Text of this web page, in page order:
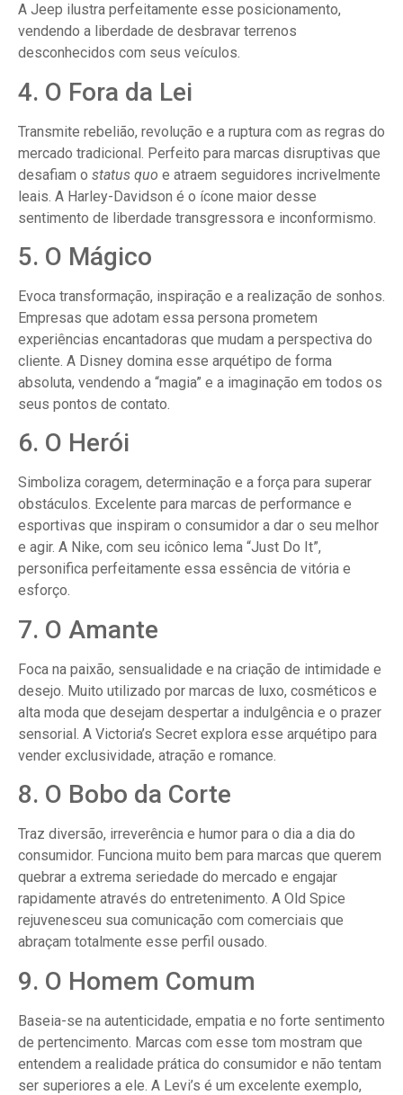
A Jeep ilustra perfeitamente esse posicionamento,
vendendo a liberdade de desbravar terrenos
desconhecidos com seus veículos.
4. O Fora da Lei
Transmite rebelião, revolução e a ruptura com as regras do
mercado tradicional. Perfeito para marcas disruptivas que
desafiam o status quo e atraem seguidores incrivelmente
leais. A Harley-Davidson é o ícone maior desse
sentimento de liberdade transgressora e inconformismo.
5. O Mágico
Evoca transformação, inspiração e a realização de sonhos.
Empresas que adotam essa persona prometem
experiências encantadoras que mudam a perspectiva do
cliente. A Disney domina esse arquétipo de forma
absoluta, vendendo a “magia” e a imaginação em todos os
seus pontos de contato.
6. O Herói
Simboliza coragem, determinação e a força para superar
obstáculos. Excelente para marcas de performance e
esportivas que inspiram o consumidor a dar o seu melhor
e agir. A Nike, com seu icônico lema “Just Do It”,
personifica perfeitamente essa essência de vitória e
esforço.
7. O Amante
Foca na paixão, sensualidade e na criação de intimidade e
desejo. Muito utilizado por marcas de luxo, cosméticos e
alta moda que desejam despertar a indulgência e o prazer
sensorial. A Victoria’s Secret explora esse arquétipo para
vender exclusividade, atração e romance.
8. O Bobo da Corte
Traz diversão, irreverência e humor para o dia a dia do
consumidor. Funciona muito bem para marcas que querem
quebrar a extrema seriedade do mercado e engajar
rapidamente através do entretenimento. A Old Spice
rejuvenesceu sua comunicação com comerciais que
abraçam totalmente esse perfil ousado.
9. O Homem Comum
Baseia-se na autenticidade, empatia e no forte sentimento
de pertencimento. Marcas com esse tom mostram que
entendem a realidade prática do consumidor e não tentam
ser superiores a ele. A Levi’s é um excelente exemplo,